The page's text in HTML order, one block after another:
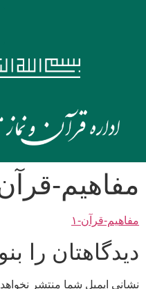
مفاهیم-
مفاهیم-قرآن-۱
دیدگاهتان را
نشانی ایمیل شما منتشر